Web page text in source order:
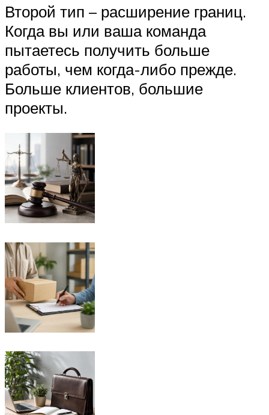
Второй тип – расширение границ.
Когда вы или ваша команда
пытаетесь получить больше
работы, чем когда-либо прежде.
Больше клиентов, большие
проекты.